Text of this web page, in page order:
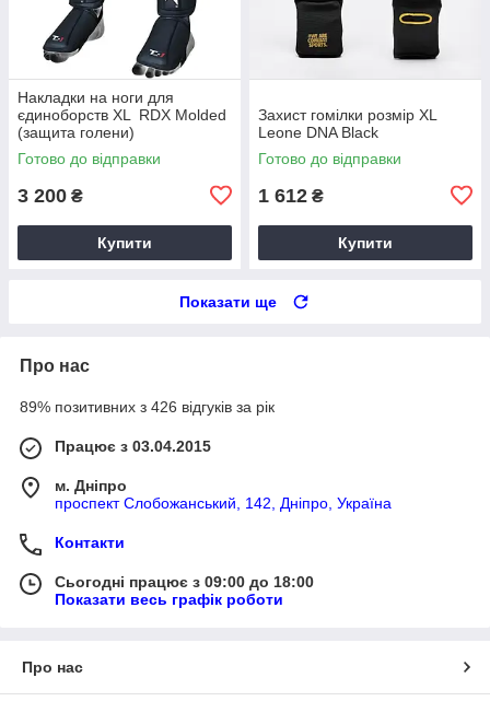
Накладки на ноги для
єдиноборств XL RDX Molded
(защита голени)
Готово до відправки
3 200 ₴
Купити
Захист гомілки розмір XL
Leone DNA Black
Готово до відправки
1 612 ₴
Купити
Показати ще
Про нас
89% позитивних з 426 відгуків за рік
Працює з 03.04.2015
м. Дніпро
проспект Слобожанський, 142, Дніпро, Україна
Контакти
Сьогодні працює з 09:00 до 18:00
Показати весь графік роботи
Про нас